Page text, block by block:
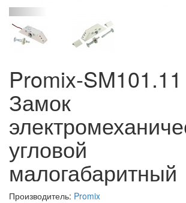
Promix-
Замок
угловой
малогабаритный
Производитель: Promix